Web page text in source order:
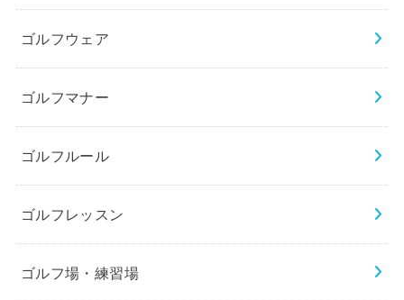
ゴルフウェア
ゴルフマナー
ゴルフルール
ゴルフレッスン
ゴルフ場・練習場